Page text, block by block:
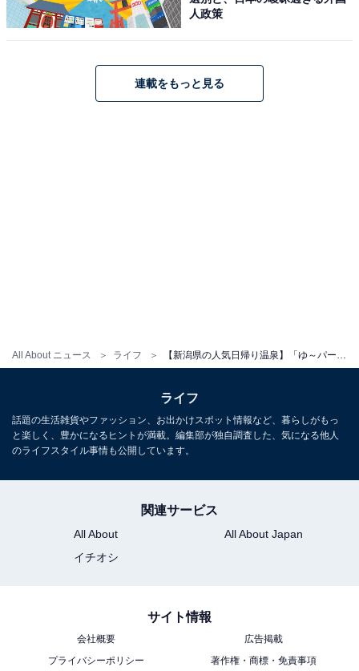
All About ニュース ライフ
を左折して交差点から車で約5分。
電車・バスの場合、上越新幹線「浦佐駅」から上越線
谷中学校前」バス停下車、徒歩10分（小出駅よりタクシ
ーで約1500円）。
宿泊：不可（日帰り温泉施設であり、営業時間が10:00〜
21:00、最終受付20:00となっているため宿泊はできませ
ん）
【新潟県の人気日帰り温泉】「七福温泉 七福
大きな窓の「幸の湯」「福の湯」でリラックス
人政策
連載をもっと見る
ライフ
話題の生活雑貨やファッション、お出かけスポット情報など、暮らしがもっ
と楽しく、豊かになるヒントが満載。編集部が独自調査した、気になる他人
のライフスタイル事情も公開しています。
関連サービス
All About
All About Japan
イチオシ
サイト情報
会社概要
広告掲載
プライバシーポリシー
著作権・商標・免責事項